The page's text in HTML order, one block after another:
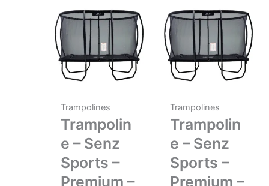
Trampolines
Trampolin
e – Senz
Sports –
Premium –
Trampolines
Trampolin
e – Senz
Sports –
Premium –